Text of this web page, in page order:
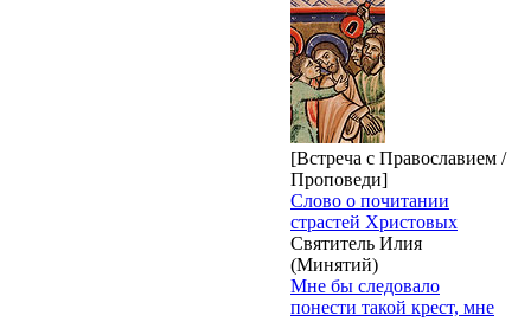
[Встреча с Православием /
Проповеди]
Слово о почитании
страстей Христовых
Святитель Илия
(Минятий)
Мне бы следовало
понести такой крест, мне